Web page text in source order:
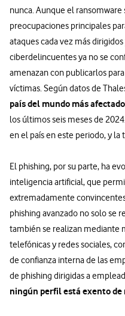
nunca. Aunque el ransomware
preocupaciones principales
ataques cada vez más
ciberdelincuentes ya no se
amenazan con publicarlos
víctimas. Según datos de
país del mundo más
los últimos seis meses de
en el país en este periodo, y la
El phishing, por su parte, ha
inteligencia artificial, que
extremadamente
phishing avanzado no solo se
también se realizan mediante
telefónicas y redes sociales,
de confianza interna de las
de phishing dirigidas a
ningún perfil está exento de